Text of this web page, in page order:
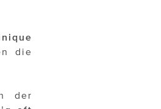
die
der